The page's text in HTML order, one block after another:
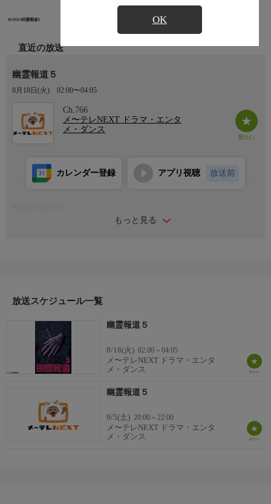
OK
直近の放送
幽霊報道５
8月18日(火) 02:00〜04:05
Ch.766
メ〜テレNEXT ドラマ・エンタ
メ・ダンス
もっと見る
カレンダー登録 アプリ視聴 放送前
放送スケジュール一覧
幽霊報道５
8/18(火) 02:00～04:05
メ〜テレNEXT ドラマ・エンタ
メ・ダンス
幽霊報道５
9/5(土) 20:00～22:00
メ〜テレNEXT ドラマ・エンタ
メ・ダンス